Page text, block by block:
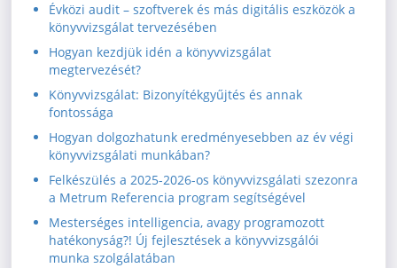
Évközi audit – szoftverek és más digitális eszközök a
könyvvizsgálat tervezésében
Hogyan kezdjük idén a könyvvizsgálat
megtervezését?
Könyvvizsgálat: Bizonyítékgyűjtés és annak
fontossága
Hogyan dolgozhatunk eredményesebben az év végi
könyvvizsgálati munkában?
Felkészülés a 2025-2026-os könyvvizsgálati szezonra
a Metrum Referencia program segítségével
Mesterséges intelligencia, avagy programozott
hatékonyság?! Új fejlesztések a könyvvizsgálói
munka szolgálatában